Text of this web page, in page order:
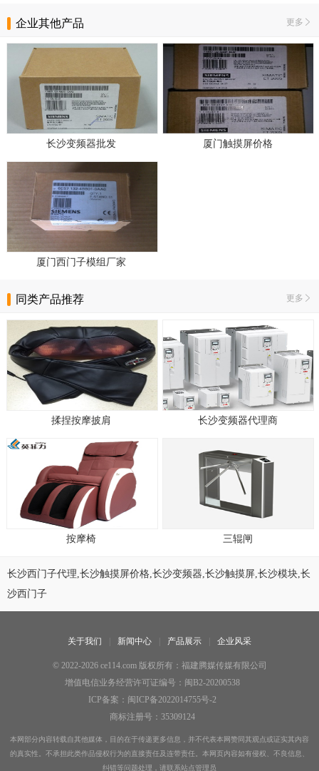
企业其他产品 更多
长沙变频器批发 厦门触摸屏价格
厦门西门子模组厂家
同类产品推荐 更多
揉捏按摩披肩 长沙变频器代理商
按摩椅 三辊闸
长沙西门子代理,长沙触摸屏价格,长沙变频器,长沙触摸屏,长沙模块,长
沙西门子
关于我们 新闻中心 产品展示 企业风采
© 2022-2026 ce114.com 版权所有：福建腾媒传媒有限公司
增值电信业务经营许可证编号：闽B2-20200538
ICP备案：闽ICP备2022014755号-2
商标注册号：35309124
本网部分内容转载自其他媒体，目的在于传递更多信息，并不代表本网赞同其观点或证实其内容
的真实性。不承担此类作品侵权行为的直接责任及连带责任。本网页内容如有侵权、不良信息、
纠错等问题处理，请联系站点管理员